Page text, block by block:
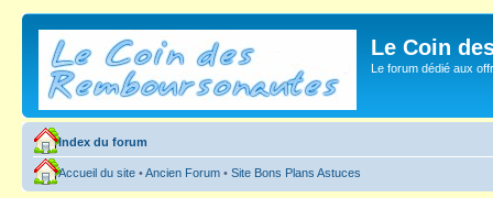
Le Coin
Le forum dédié aux
Index du forum
Accueil du site •Ancien Forum • Site Bons Plans Astuces